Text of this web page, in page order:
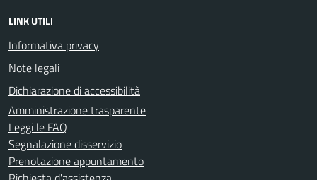
LINK UTILI
Informativa privacy
Note legali
Dichiarazione di accessibilità
Amministrazione trasparente
Leggi le FAQ
Segnalazione disservizio
Prenotazione appuntamento